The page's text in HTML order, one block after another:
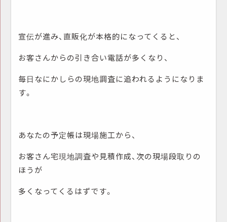
宣伝が進み、直販化が本格的になってくると、
お客さんからの引き合い電話が多くなり、
毎日なにかしらの現地調査に追われるようになりま
す。
あなたの予定帳は現場施工から、
お客さん宅現地調査や見積作成、次の現場段取りの
ほうが
多くなってくるはずです。